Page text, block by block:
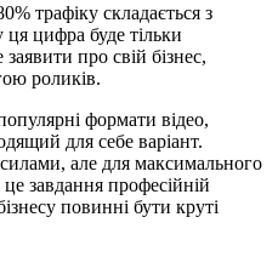
трафіку складається з
ця цифра буде тільки
про свій бізнес,
роликів.
формати відео,
для себе варіант.
але для максимального
завдання професійній
повинні бути круті